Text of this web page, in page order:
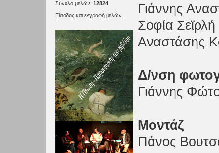
Σύνολο μελών: 12824
Είσοδος και εγγραφή μελών
Γιάννης
Σοφία Σεϊρλή
Αναστάσης
Δ/νση
Γιάννης
Μοντάζ
Πάνος